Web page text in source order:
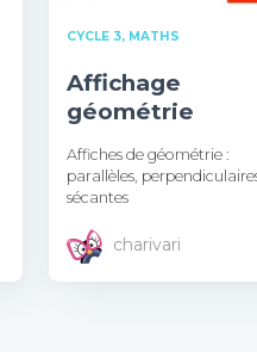
CYCLE 3 MATHS
Affichage
géométrie
Affiches de géométrie :
parallèles,
sécantes
charivari